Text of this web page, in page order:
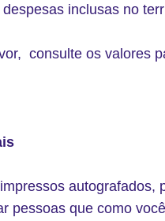
inclusas no
consulte os valores
autografados,
pessoas que como